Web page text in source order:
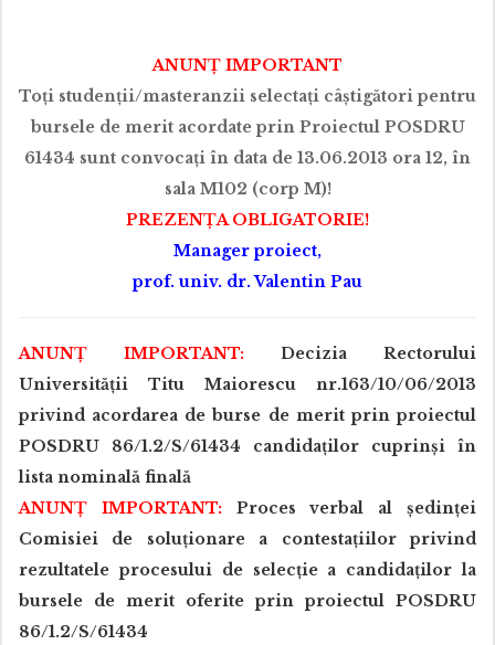
ANUNȚ IMPORTANT
Toți studenții/masteranzii selectați câștigători pentru
bursele de merit acordate prin Proiectul POSDRU
61434 sunt convocați în data de 13.06.2013 ora 12, în
sala M102 (corp M)!
PREZENȚA OBLIGATORIE!
Manager proiect,
prof. univ. dr. Valentin Pau
ANUNȚ IMPORTANT:
Decizia Rectorului
Universității Titu Maiorescu nr.163/10/06/2013
privind acordarea de burse de merit prin proiectul
POSDRU 86/1.2/S/61434 candidaților cuprinși în
lista nominală finală
ANUNȚ IMPORTANT:
Proces verbal al ședinței
Comisiei de soluționare a contestațiilor privind
rezultatele procesului de selecție a candidaților la
bursele de merit oferite prin proiectul POSDRU
86/1.2/S/61434